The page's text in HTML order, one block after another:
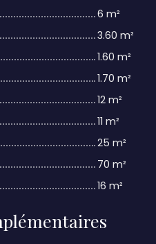
6 m²
3.60 m²
1.60 m²
1.70 m²
12 m²
11 m²
25 m²
70 m²
16 m²